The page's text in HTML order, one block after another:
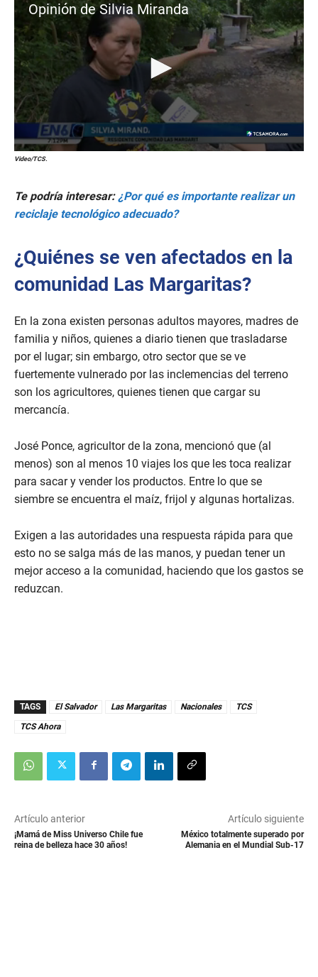
Opinión de Silvia Miranda
0
c
o
n
f
1
9
s
c
o
n
s
Video/TCS.
Te podría interesar: ¿Por qué es importante realizar un
reciclaje tecnológico adecuado?
¿Quiénes se ven afectados en la
comunidad Las Margaritas?
En la zona existen personas adultos mayores, madres de
familia y niños, quienes a diario tienen que trasladarse
por el lugar; sin embargo, otro sector que se ve
fuertemente vulnerado por las inclemencias del terreno
son los agricultores, quienes tienen que cargar su
mercancía.
José Ponce, agricultor de la zona, mencionó que (al
menos) son al menos 10 viajes los que les toca realizar
para sacar y vender los productos. Entre lo que se
siembre se encuentra el maíz, frijol y algunas hortalizas.
Exigen a las autoridades una respuesta rápida para que
esto no se salga más de las manos, y puedan tener un
mejor acceso a la comunidad, haciendo que los gastos se
reduzcan.
TAGS El Salvador Las Margaritas Nacionales
TCS
TCS Ahora
Artículo anterior
¡Mamá de Miss Universo Chile fue
reina de belleza hace 30 años!
Artículo siguiente
México totalmente superado por
Alemania en el Mundial Sub-17